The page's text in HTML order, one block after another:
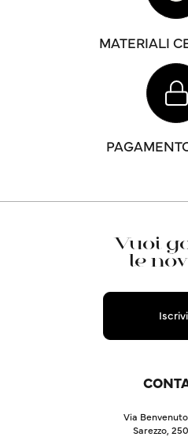
MATERIALI
Vuoi
le
Via
Sarezzo,